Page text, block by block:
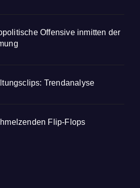
Offensive inmitten der
Trendanalyse
Flip-Flops